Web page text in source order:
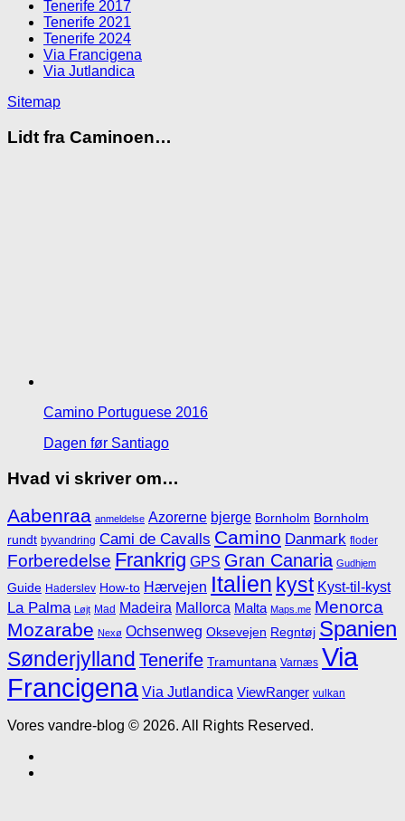
Tenerife 2017
Tenerife 2021
Tenerife 2024
Via Francigena
Via Jutlandica
Sitemap
Lidt fra Caminoen…
Camino Portuguese 2016
Dagen før Santiago
Hvad vi skriver om…
Aabenraa anmeldelse Azorerne bjerge Bornholm Bornholm
rundt byvandring Cami de Cavalls Camino Danmark floder
Forberedelse Frankrig GPS Gran Canaria Gudhjem
Guide Haderslev How-to Hærvejen Italien kyst Kyst-til-kyst
La Palma Løjt Mad Madeira Mallorca Malta Maps.me Menorca
Mozarabe Nexø Ochsenweg Oksevejen Regntøj Spanien
Sønderjylland Tenerife Tramuntana Varnæs Via
Francigena Via Jutlandica ViewRanger vulkan
Vores vandre-blog © 2026. All Rights Reserved.